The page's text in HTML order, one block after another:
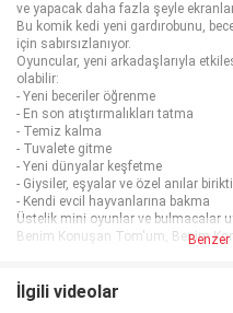
ve yapacak daha fazla şeyle
Bu komik kedi yeni gardırobunu,
için sabırsızlanıyor.
Oyuncular, yeni arkadaşlarıyla
olabilir:
- Yeni beceriler öğrenme
- En son atıştırmalıkları tatma
- Temiz kalma
- Tuvalete gitme
- Yeni dünyalar keşfetme
- Giysiler, eşyalar ve özel anılar
- Kendi evcil hayvanlarına bakma
Üstelik mini oyunlar ve bulmacalar
Benim Konuşan Tom'um, Benim
- Outfit7'ın ürünlerinin tanıtımı ve
İlgili videolar